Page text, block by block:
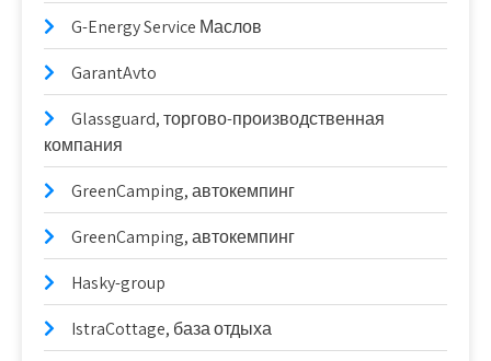
G-Energy Service Маслов
GarantAvto
Glassguard, торгово-производственная
компания
GreenCamping, автокемпинг
GreenCamping, автокемпинг
Hasky-group
IstraCottage, база отдыха